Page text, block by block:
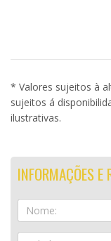
* Valores sujeitos à
sujeitos á
ilustrativas.
INFORMAÇÕES E